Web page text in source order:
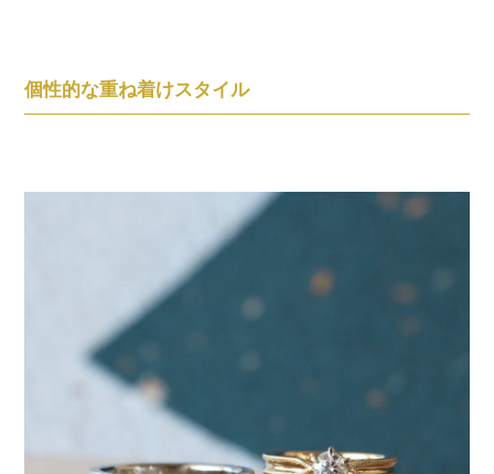
個性的な重ね着けスタイル